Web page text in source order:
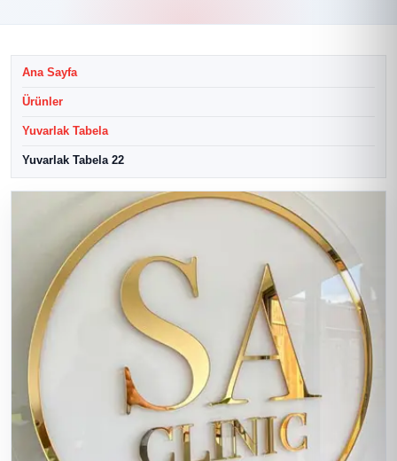
Ana Sayfa
Ürünler
Yuvarlak Tabela
Yuvarlak Tabela 22